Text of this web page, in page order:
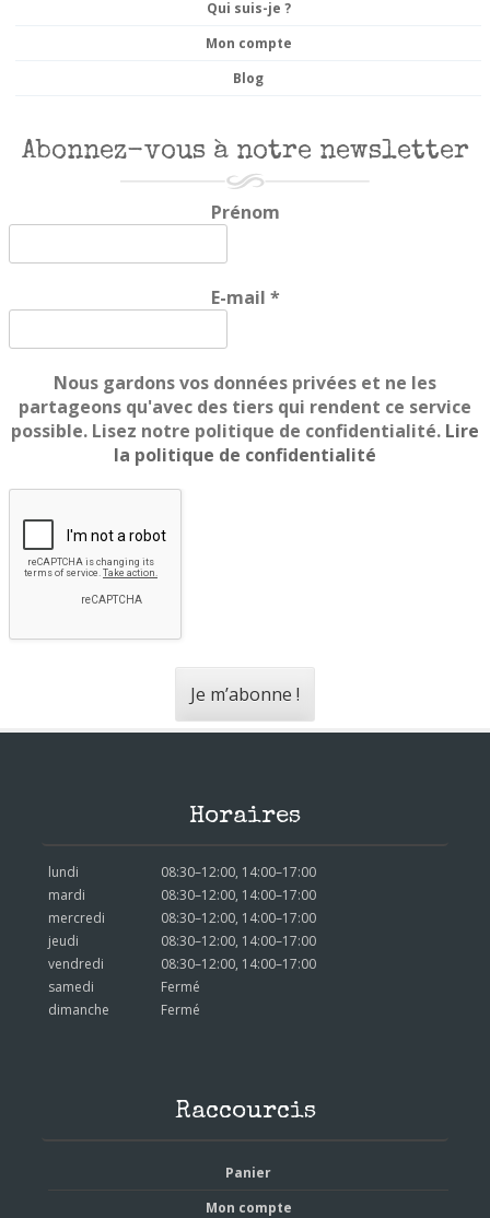
Qui suis-je ?
Mon compte
Blog
Abonnez-vous à notre newsletter
Prénom
E-mail *
Nous gardons vos données privées et ne les
partageons qu'avec des tiers qui rendent ce service
possible. Lisez notre politique de confidentialité. Lire
la politique de confidentialité
Horaires
lundi
08:30–12:00, 14:00–17:00
mardi
08:30–12:00, 14:00–17:00
mercredi
08:30–12:00, 14:00–17:00
jeudi
08:30–12:00, 14:00–17:00
vendredi
08:30–12:00, 14:00–17:00
samedi
Fermé
dimanche
Fermé
Raccourcis
Panier
Mon compte